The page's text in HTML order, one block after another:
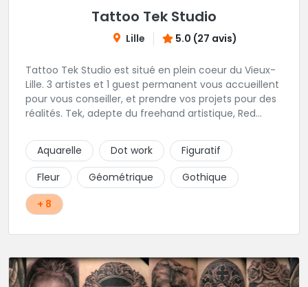
Tattoo Tek Studio
Lille 5.0 (27 avis)
Tattoo Tek Studio est situé en plein coeur du Vieux-
Lille. 3 artistes et 1 guest permanent vous accueillent
pour vous conseiller, et prendre vos projets pour des
réalités. Tek, adepte du freehand artistique, Red
amoureux du Blackwork et If.Tattoo maitrise des
couleurs et du pop-art.
Aquarelle Dot work
Figuratif
Fleur
Géométrique
Gothique
+ 8